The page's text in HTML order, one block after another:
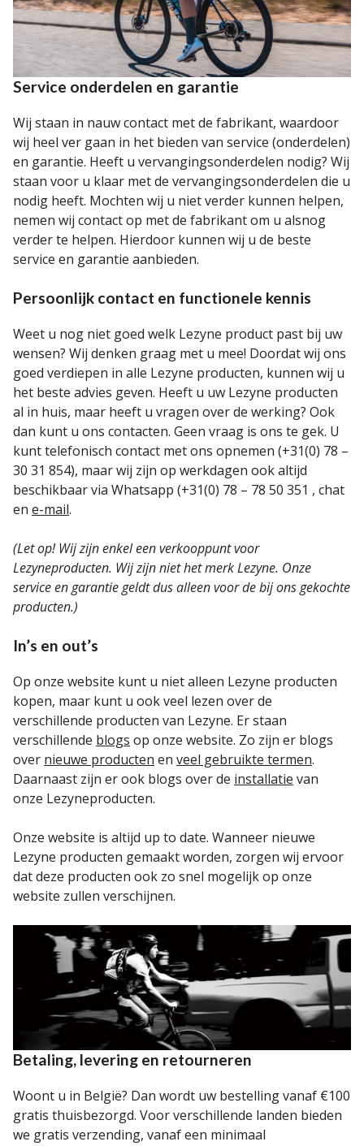
Service onderdelen en garantie
Wij staan in nauw contact met de fabrikant, waardoor
wij heel ver gaan in het bieden van service (onderdelen)
en garantie. Heeft u vervangingsonderdelen nodig? Wij
staan voor u klaar met de vervangingsonderdelen die u
nodig heeft. Mochten wij u niet verder kunnen helpen,
nemen wij contact op met de fabrikant om u alsnog
verder te helpen. Hierdoor kunnen wij u de beste
service en garantie aanbieden.
Persoonlijk contact en functionele kennis
Weet u nog niet goed welk Lezyne product past bij uw
wensen? Wij denken graag met u mee! Doordat wij ons
goed verdiepen in alle Lezyne producten, kunnen wij u
het beste advies geven. Heeft u uw Lezyne producten
al in huis, maar heeft u vragen over de werking? Ook
dan kunt u ons contacten. Geen vraag is ons te gek. U
kunt telefonisch contact met ons opnemen (+31(0) 78 –
30 31 854), maar wij zijn op werkdagen ook altijd
beschikbaar via Whatsapp (+31(0) 78 – 78 50 351 , chat
en e-mail.
(Let op! Wij zijn enkel een verkooppunt voor
Lezyneproducten. Wij zijn niet het merk Lezyne. Onze
service en garantie geldt dus alleen voor de bij ons gekochte
producten.)
In’s en out’s
Op onze website kunt u niet alleen Lezyne producten
kopen, maar kunt u ook veel lezen over de
verschillende producten van Lezyne. Er staan
verschillende blogs op onze website. Zo zijn er blogs
over nieuwe producten en veel gebruikte termen.
Daarnaast zijn er ook blogs over de installatie van
onze Lezyneproducten.
Onze website is altijd up to date. Wanneer nieuwe
Lezyne producten gemaakt worden, zorgen wij ervoor
dat deze producten ook zo snel mogelijk op onze
website zullen verschijnen.
Betaling, levering en retourneren
Woont u in België? Dan wordt uw bestelling vanaf €100
gratis thuisbezorgd. Voor verschillende landen bieden
we gratis verzending, vanaf een minimaal